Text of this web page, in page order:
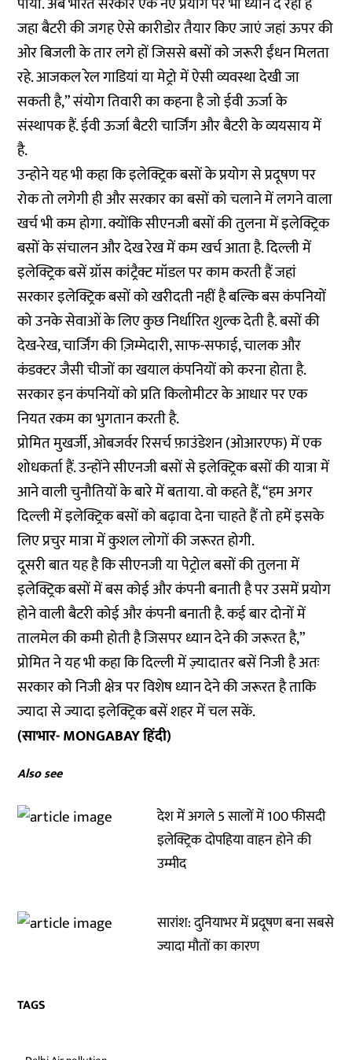
जहा बैटरी की जगह ऐसे कारीडोर तैयार किए जाएं जहां ऊपर की
ओर बिजली के तार लगे हों जिससे बसों को जरूरी ईंधन मिलता
रहे. आजकल रेल गाडियां या मेट्रो में ऐसी व्यवस्था देखी जा
सकती है,” संयोग तिवारी का कहना है जो ईवी ऊर्जा के
संस्थापक हैं. ईवी ऊर्जा बैटरी चार्जिंग और बैटरी के व्ययसाय में
है.
उन्होने यह भी कहा कि इलेक्ट्रिक बसों के प्रयोग से प्रदूषण पर
रोक तो लगेगी ही और सरकार का बसों को चलाने में लगने वाला
खर्च भी कम होगा. क्योंकि सीएनजी बसों की तुलना में इलेक्ट्रिक
बसों के संचालन और देख रेख में कम खर्च आता है. दिल्ली में
इलेक्ट्रिक बसें ग्रॉस कांट्रैक्ट मॉडल पर काम करती हैं जहां
सरकार इलेक्ट्रिक बसों को खरीदती नहीं है बल्कि बस कंपनियों
को उनके सेवाओं के लिए कुछ निर्धारित शुल्क देती है. बसों की
देख-रेख, चार्जिंग की ज़िम्मेदारी, साफ-सफाई, चालक और
कंडक्टर जैसी चीजों का खयाल कंपनियों को करना होता है.
सरकार इन कंपनियों को प्रति किलोमीटर के आधार पर एक
नियत रकम का भुगतान करती है.
प्रोमित मुखर्जी, ओबजर्वर रिसर्च फ़ाउंडेशन (ओआरएफ) में एक
शोधकर्ता हैं. उन्होंने सीएनजी बसों से इलेक्ट्रिक बसों की यात्रा में
आने वाली चुनौतियों के बारे में बताया. वो कहते हैं, “हम अगर
दिल्ली में इलेक्ट्रिक बसों को बढ़ावा देना चाहते हैं तो हमें इसके
लिए प्रचुर मात्रा में कुशल लोगों की जरूरत होगी.
दूसरी बात यह है कि सीएनजी या पेट्रोल बसों की तुलना में
इलेक्ट्रिक बसों में बस कोई और कंपनी बनाती है पर उसमें प्रयोग
होने वाली बैटरी कोई और कंपनी बनाती है. कई बार दोनों में
तालमेल की कमी होती है जिसपर ध्यान देने की जरूरत है,”
प्रोमित ने यह भी कहा कि दिल्ली में ज़्यादातर बसें निजी है अतः
सरकार को निजी क्षेत्र पर विशेष ध्यान देने की जरूरत है ताकि
ज्यादा से ज्यादा इलेक्ट्रिक बसें शहर में चल सकें.
(साभार- MONGABAY हिंदी)
Also see
देश में अगले 5 सालों में 100 फीसदी
इलेक्ट्रिक दोपहिया वाहन होने की
उम्मीद
सारांश: दुनियाभर में प्रदूषण बना सबसे
ज्यादा मौतों का कारण
TAGS